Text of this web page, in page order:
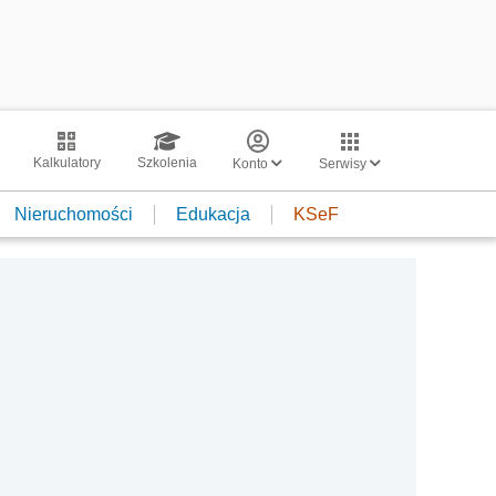
Kalkulatory Szkolenia Konto Serwisy
Nieruchomości Edukacja KSeF